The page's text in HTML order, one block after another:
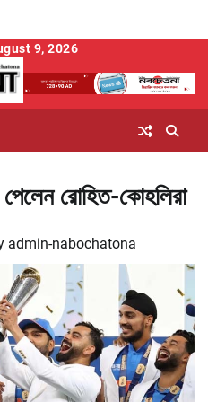
9, 2026
রোহিত-কোহলিরা
admin-nabochatona